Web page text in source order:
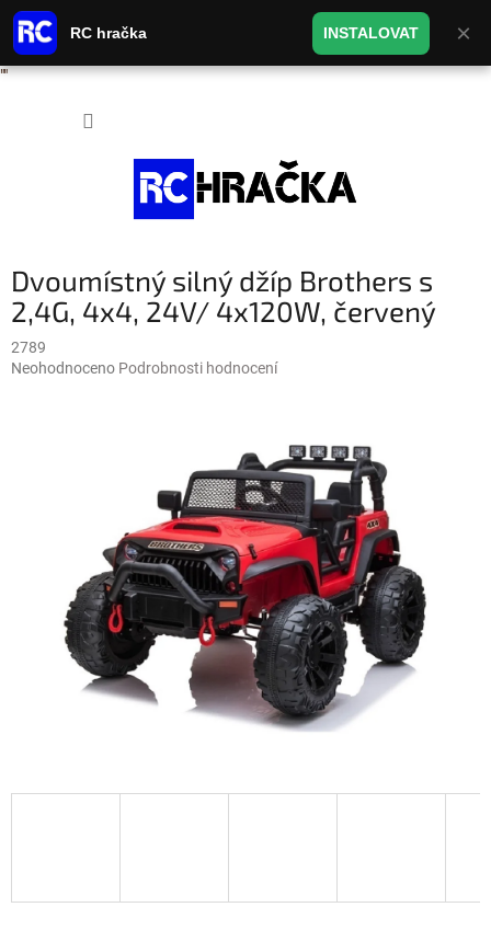
RC hračka INSTALOVAT ×
""
Dvoumístný silný džíp Brothers s
2,4G, 4x4, 24V/ 4x120W, červený
2789
Průměrné hodnocení produktu je 0,0 z 5 hvězdiček.
Neohodnoceno Podrobnosti hodnocení